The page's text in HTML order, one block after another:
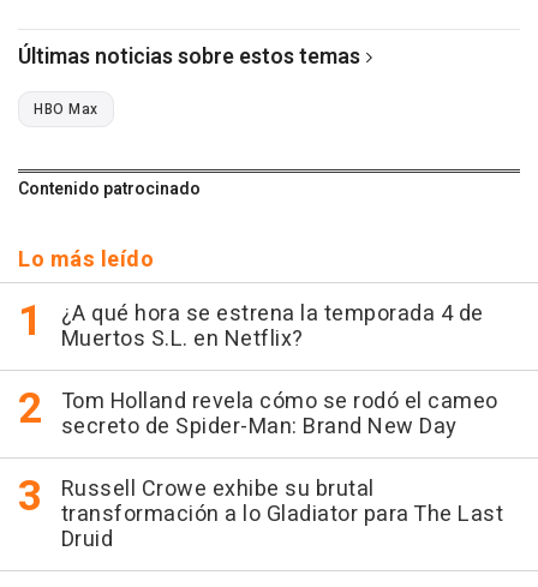
Últimas noticias sobre estos temas
HBO Max
Contenido patrocinado
Lo más leído
¿A qué hora se estrena la temporada 4 de
Muertos S.L. en Netflix?
Tom Holland revela cómo se rodó el cameo
secreto de Spider-Man: Brand New Day
Russell Crowe exhibe su brutal
transformación a lo Gladiator para The Last
Druid